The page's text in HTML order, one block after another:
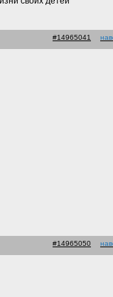
#14965041
#14965050